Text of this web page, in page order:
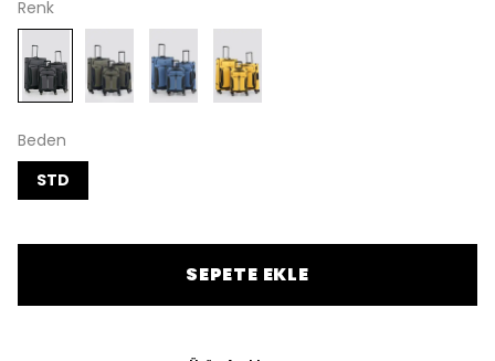
Renk
Beden
STD
SEPETE EKLE